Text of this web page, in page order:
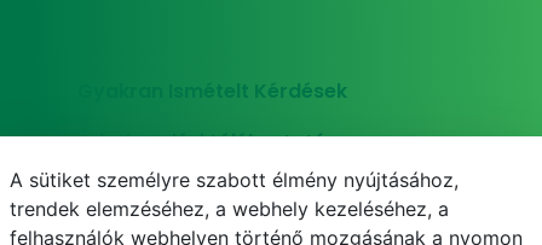
Gyakran Ismételt Kérdések
Adatkezelési tájékoztató
Süti (cookie) tájékoztató
A sütiket személyre szabott élmény nyújtásához,
trendek elemzéséhez, a webhely kezeléséhez, a
felhasználók webhelyen történő mozgásának a nyomon